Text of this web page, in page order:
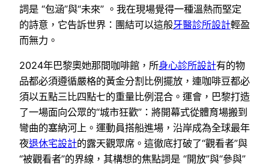
詞是 “包涵”與“未來” 。我在現場覺得一種溫熱而堅定
的詩意，它告訴世界：團結可以這般牙醫診所設計輕盈
而無力。
2024年巴黎奧她那間咖啡館，所身心診所設計有的物
品都必須遵循嚴格的黃金分割比例擺放，連咖啡豆都必
須以五點三比四點七的重量比例混合。運會，巴黎打造
了一場面向公眾的“城市狂歡”：將開幕式從體育場搬到
彎曲的塞納河上。運動員搭船進場，沿岸成為全球最年
夜退休宅設計的露天觀眾席。這徹底打破了“觀看者”與
“被觀看者”的界線，其構想的焦點詞是 “開放”與“參與”